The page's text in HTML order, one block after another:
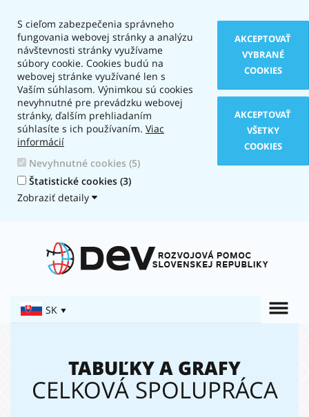
S cieľom zabezpečenia správneho
fungovania webovej stránky a analýzu
návštevnosti stránky využívame
súbory cookie. Cookies budú na
webovej stránke využívané len s
Vaším súhlasom. Výnimkou sú cookies
nevyhnutné pre prevádzku webovej
stránky, ďalším prehliadaním
súhlasíte s ich používaním. Viac
informácií
Nevyhnutné cookies (5)
Štatistické cookies (3)
Zobraziť detaily
AKCEPTOVAŤ
VYBRANÉ
COOKIES
AKCEPTOVAŤ
VŠETKY
COOKIES
zobrazenia:
SK
TABUĽKY A GRAFY
CELKOVÁ SPOLUPRÁCA